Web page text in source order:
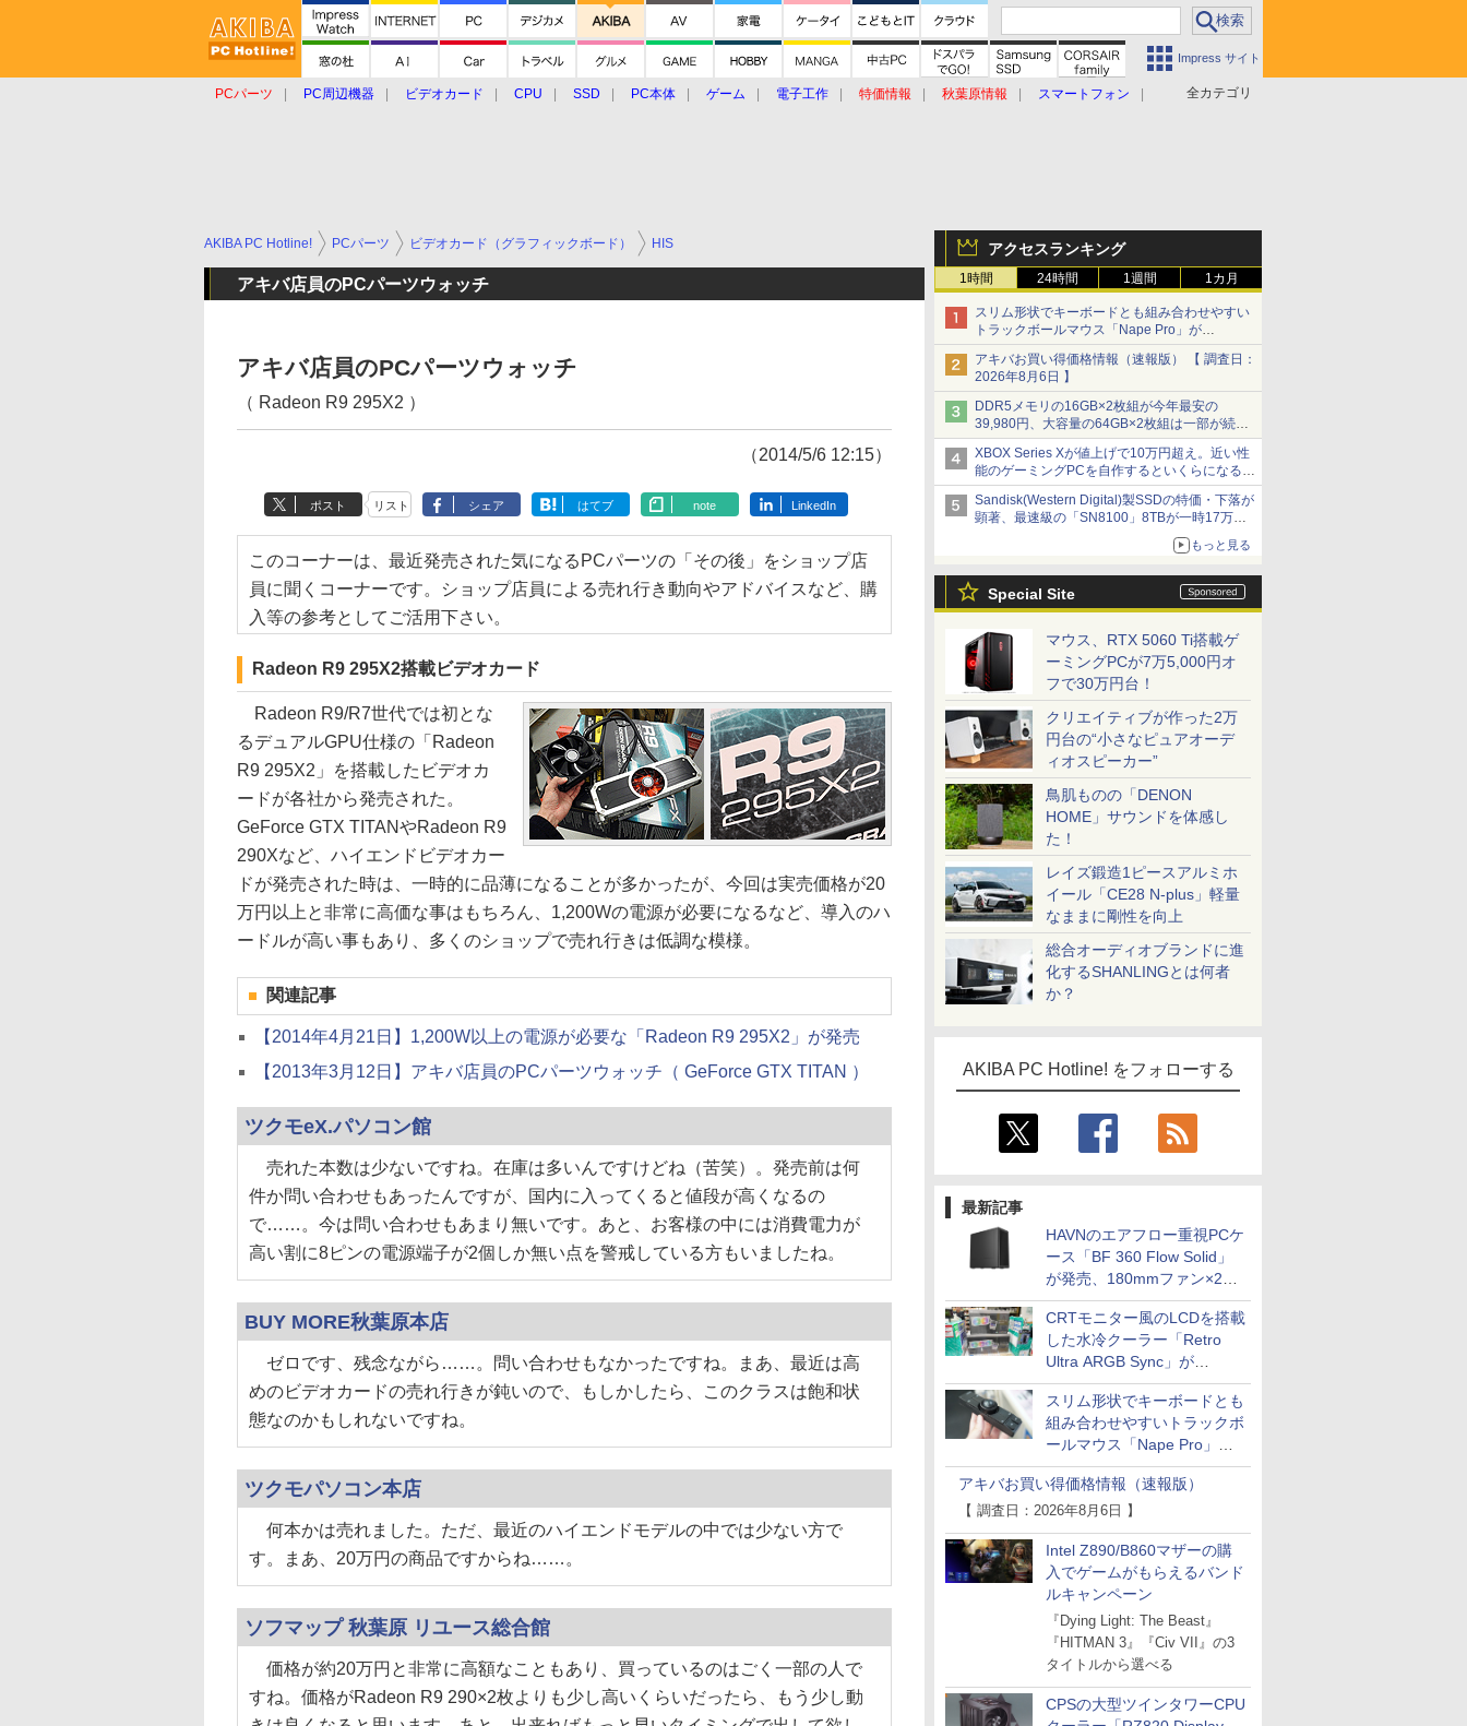
Impress サイト
全カテゴリ
PCパーツ PC周辺機器 ビデオカード CPU SSD PC本体 ゲーム 電子工作 特価情報 秋葉原情報
スマートフォン
アクセスランキング
1時間 24時間 1週間 1カ月
スリム形状でキーボードとも組み合わせやすい
トラックボールマウス「Nape Pro」が
Keychronから
アキバお買い得価格情報（速報版） 【 調査日：
2026年8月6日 】
DDR5メモリの16GB×2枚組が今年最安の
39,980円、大容量の64GB×2枚組は一部が続騰
[8月前半のメモリ価格]
XBOX Series Xが値上げで10万円超え。近い性
能のゲーミングPCを自作するといくらになる？
【石田賀津男の『酒の肴にPCゲーム』】
Sandisk(Western Digital)製SSDの特価・下落が
顕著、最速級の「SN8100」8TBが一時17万円
もっと見る
Special Site
マウス、RTX 5060 Ti搭載ゲ
ーミングPCが7万5,000円オ
フで30万円台！
クリエイティブが作った2万
円台の“小さなピュアオーデ
ィオスピーカー”
鳥肌ものの「DENON
HOME」サウンドを体感し
た！
レイズ鍛造1ピースアルミホ
イール「CE28 N-plus」軽量
なままに剛性を向上
総合オーディオブランドに進
化するSHANLINGとは何者
か？
AKIBA PC Hotline! をフォローする
最新記事
HAVNのエアフロー重視PCケ
ース「BF 360 Flow Solid」
が発売、180mmファン×2搭
載
CRTモニター風のLCDを搭載
した水冷クーラー「Retro
Ultra ARGB Sync」が
Thermaltakeから
スリム形状でキーボードとも
組み合わせやすいトラックボ
ールマウス「Nape Pro」が
Keychronから
アキバお買い得価格情報（速報版）
【 調査日：2026年8月6日 】
Intel Z890/B860マザーの購
入でゲームがもらえるバンド
ルキャンペーン
『Dying Light: The Beast』
『HITMAN 3』『Civ VII』の3
タイトルから選べる
CPSの大型ツインタワーCPU
AKIBA PC Hotline! PCパーツ ビデオカード（グラフィックボード） HIS
アキバ店員のPCパーツウォッチ
アキバ店員のPCパーツウォッチ
（ Radeon R9 295X2 ）
（2014/5/6 12:15）
ポスト リスト シェア はてブ note LinkedIn
このコーナーは、最近発売された気になるPCパーツの「その後」をショップ店
員に聞くコーナーです。ショップ店員による売れ行き動向やアドバイスなど、購
入等の参考としてご活用下さい。
Radeon R9 295X2搭載ビデオカード
Radeon R9/R7世代では初とな
るデュアルGPU仕様の「Radeon
R9 295X2」を搭載したビデオカ
ードが各社から発売された。
GeForce GTX TITANやRadeon R9
290Xなど、ハイエンドビデオカー
ドが発売された時は、一時的に品薄になることが多かったが、今回は実売価格が20
万円以上と非常に高価な事はもちろん、1,200Wの電源が必要になるなど、導入のハ
ードルが高い事もあり、多くのショップで売れ行きは低調な模様。
関連記事
【2014年4月21日】1,200W以上の電源が必要な「Radeon R9 295X2」が発売
【2013年3月12日】アキバ店員のPCパーツウォッチ（ GeForce GTX TITAN ）
ツクモeX.パソコン館
売れた本数は少ないですね。在庫は多いんですけどね（苦笑）。発売前は何
件か問い合わせもあったんですが、国内に入ってくると値段が高くなるの
で……。今は問い合わせもあまり無いです。あと、お客様の中には消費電力が
高い割に8ピンの電源端子が2個しか無い点を警戒している方もいましたね。
BUY MORE秋葉原本店
ゼロです、残念ながら……。問い合わせもなかったですね。まあ、最近は高
めのビデオカードの売れ行きが鈍いので、もしかしたら、このクラスは飽和状
態なのかもしれないですね。
ツクモパソコン本店
何本かは売れました。ただ、最近のハイエンドモデルの中では少ない方で
す。まあ、20万円の商品ですからね……。
ソフマップ 秋葉原 リユース総合館
価格が約20万円と非常に高額なこともあり、買っているのはごく一部の人で
すね。価格がRadeon R9 290×2枚よりも少し高いくらいだったら、もう少し動